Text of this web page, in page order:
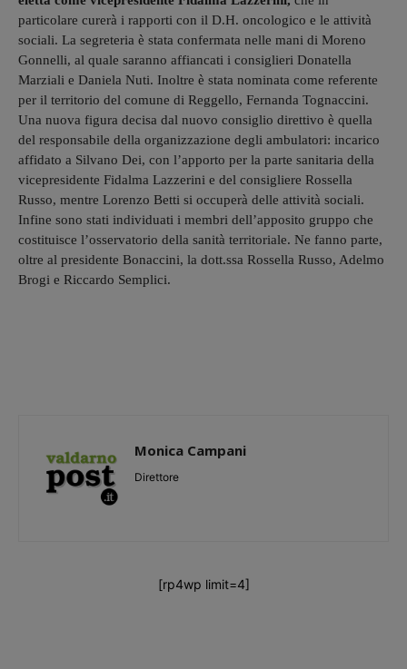
particolare curerà i rapporti con il D.H. oncologico e le attività
sociali. La segreteria è stata confermata nelle mani di Moreno
Gonnelli, al quale saranno affiancati i consiglieri Donatella
Marziali e Daniela Nuti. Inoltre è stata nominata come referente
per il territorio del comune di Reggello, Fernanda Tognaccini.
Una nuova figura decisa dal nuovo consiglio direttivo è quella
del responsabile della organizzazione degli ambulatori: incarico
affidato a Silvano Dei, con l’apporto per la parte sanitaria della
vicepresidente Fidalma Lazzerini e del consigliere Rossella
Russo, mentre Lorenzo Betti si occuperà delle attività sociali.
Infine sono stati individuati i membri dell’apposito gruppo che
costituisce l’osservatorio della sanità territoriale. Ne fanno parte,
oltre al presidente Bonaccini, la dott.ssa Rossella Russo, Adelmo
Brogi e Riccardo Semplici.
Monica Campani
Direttore
[rp4wp limit=4]